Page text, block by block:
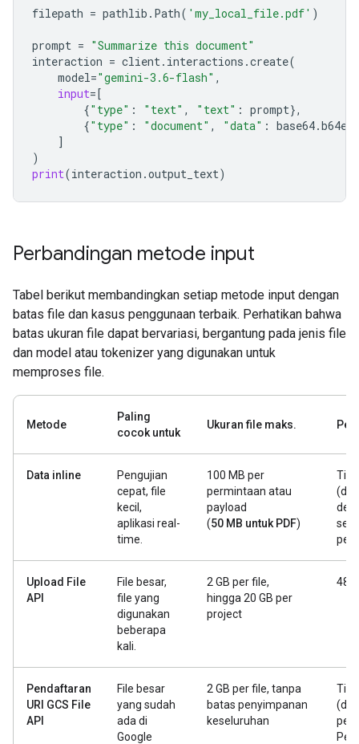
filepath = pathlib . Path( 'my_local_file.pdf' )
prompt = "Summarize this document"
interaction = client. interactions .create(
model="gemini-3.6-flash" ,
input=[
{"type" : "text" , "text" : prompt},
{"type" : "document" , "data" : base64.
]
)
print(interaction .output_text)
Perbandingan metode input
Tabel berikut membandingkan setiap metode input dengan
batas file dan kasus penggunaan terbaik. Perhatikan bahwa
batas ukuran file dapat bervariasi, bergantung pada jenis file
dan model atau tokenizer yang digunakan untuk
memproses file.
Metode
Paling
cocok untuk
Ukuran file maks.
Data inline
Pengujian
cepat, file
kecil,
aplikasi real-
time.
100 MB per
permintaan atau
payload
(50 MB untuk PDF)
Upload File
API
File besar,
file yang
digunakan
beberapa
kali.
2 GB per file,
hingga 20 GB per
project
48
Pendaftaran
URI GCS File
API
File besar
yang sudah
ada di
Google
2 GB per file, tanpa
batas penyimpanan
keseluruhan